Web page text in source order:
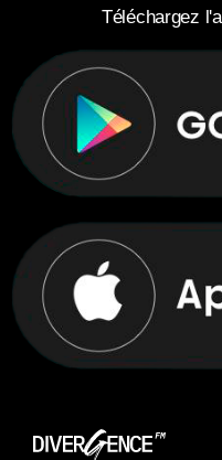
Téléchargez